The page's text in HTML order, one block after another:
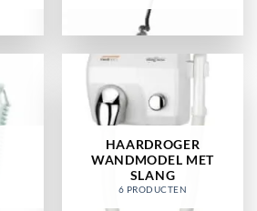
HAARDROGER
WANDMODEL MET
SLANG
6 PRODUCTEN